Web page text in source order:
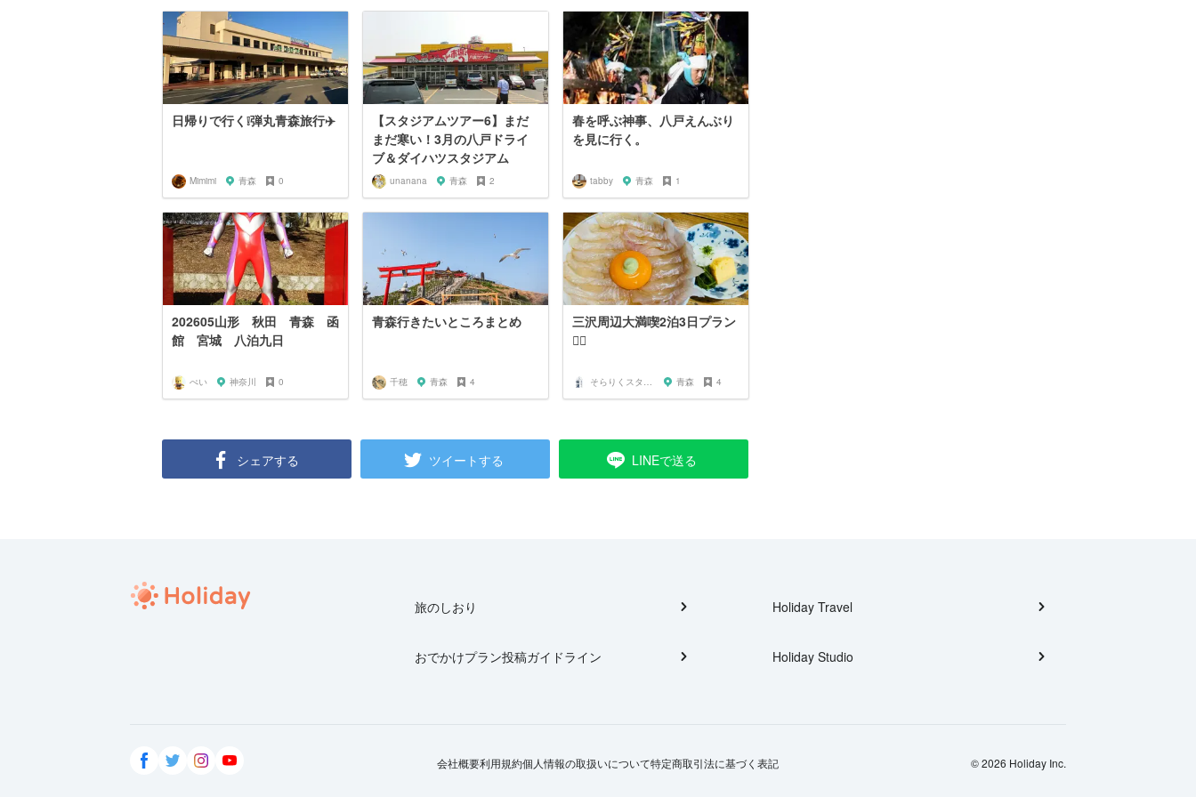
日帰りで行く❕弾丸青森旅行✈️
Mimimi 青森 0
【スタジアムツアー6】まだ
まだ寒い！3月の八戸ドライ
ブ＆ダイハツスタジアム
unanana 青森 2
春を呼ぶ神事、八戸えんぶり
を見に行く。
tabby 青森 1
202605山形 秋田 青森 函
館 宮城 八泊九日
ぺい 神奈川 0
青森行きたいところまとめ
千穂 青森 4
三沢周辺大満喫2泊3日プラン
🙆‍♀️
そらりくスタッフ 青森 4
シェアする ツイートする LINEで送る
旅のしおり
おでかけプラン投稿ガイドライン
Holiday Travel
Holiday Studio
会社概要利用規約個人情報の取扱いについて特定商取引法に基づく表記 © 2026 Holiday Inc.